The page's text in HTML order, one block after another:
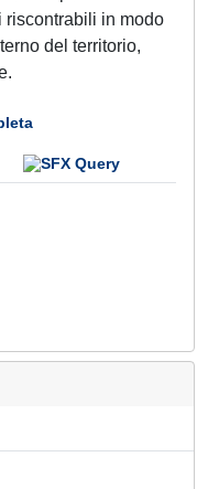
riscontrabili in modo
del territorio,